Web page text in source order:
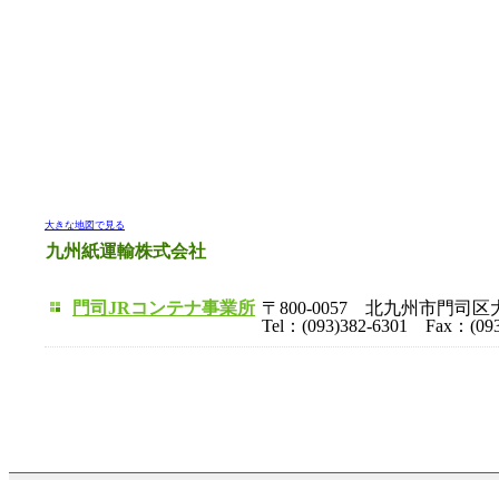
大きな地図で見る
九州紙運輸株式会社
門司JRコンテナ事業所 〒800-0057 北九州市門司区
Tel：(093)382-6301 Fax：